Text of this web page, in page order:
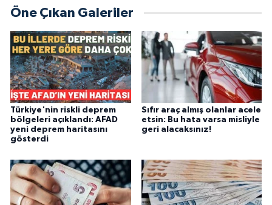
Öne Çıkan Galeriler
Türkiye'nin riskli deprem
bölgeleri açıklandı: AFAD
yeni deprem haritasını
gösterdi
Sıfır araç almış olanlar acele
etsin: Bu hata varsa misliyle
geri alacaksınız!